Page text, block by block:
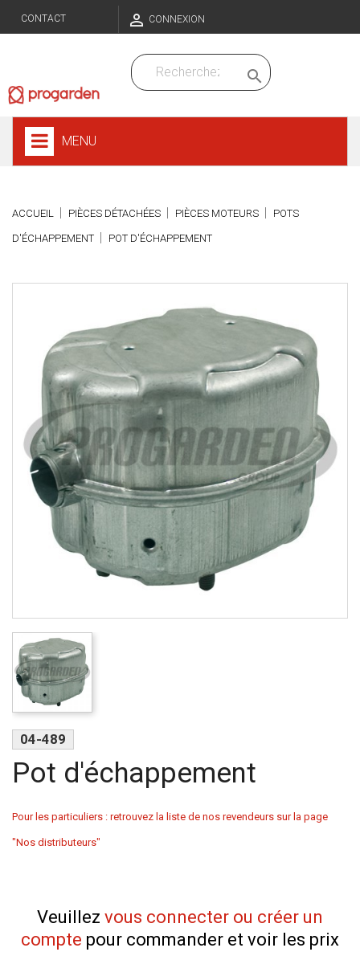
CONTACT  CONNEXION

MENU
ACCUEIL PIÈCES DÉTACHÉES PIÈCES MOTEURS POTS
D'ÉCHAPPEMENT POT D'ÉCHAPPEMENT
04-489
Pot d'échappement
Pour les particuliers : retrouvez la liste de nos revendeurs sur la page
"Nos distributeurs"
Veuillez vous connecter ou créer un
compte pour commander et voir les prix